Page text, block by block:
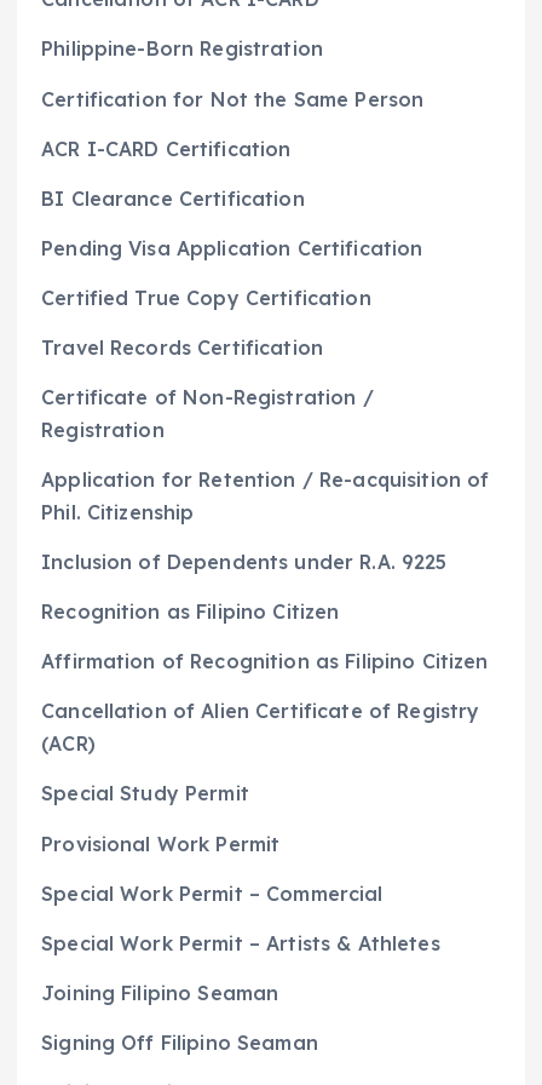
Philippine-Born Registration
Certification for Not the Same Person
ACR I-CARD Certification
BI Clearance Certification
Pending Visa Application Certification
Certified True Copy Certification
Travel Records Certification
Certificate of Non-Registration /
Registration
Application for Retention / Re-acquisition of
Phil. Citizenship
Inclusion of Dependents under R.A. 9225
Recognition as Filipino Citizen
Affirmation of Recognition as Filipino Citizen
Cancellation of Alien Certificate of Registry
(ACR)
Special Study Permit
Provisional Work Permit
Special Work Permit – Commercial
Special Work Permit – Artists & Athletes
Joining Filipino Seaman
Signing Off Filipino Seaman